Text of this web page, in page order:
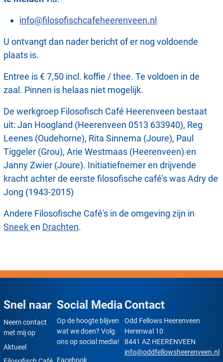
info@filosofischcafeheerenveen.nl
U ontvangt dan nader bericht of er nog voldoende
plaats is.
Entree is € 7,50 incl. koffie / thee. Te voldoen in de
zaal. Pinnen is helaas niet mogelijk.
De werkgroep Filosofisch Café Heerenveen bestaat
uit: Jan Hoogland (Heerenveen 0513 633940), Reg
Leenes (Oudehorne), Rita Sinnema (Joure), Paul
Tiggeler (Grou), Arie Westmaas (Heerenveen) en
Janny Zwier (Joure). Initiatiefnemer en drijvende
kracht achter de eerste filosofische café's was Adry de
Jong (1943-2015)
Andere Filosofische Café's in de omgeving zijn in
Sneeken Drachten.
Snel naar
Neem contact
met mij op
Aktueel
Social Media
Op de hoogte blijven
wat we doen? Volg
ons op social media!
Facebook
Contact
Odd Fellows Heerenveen
Herenwal 10
8441 AZ HEERENVEEN
info@oddfellowsheerenveen.nl